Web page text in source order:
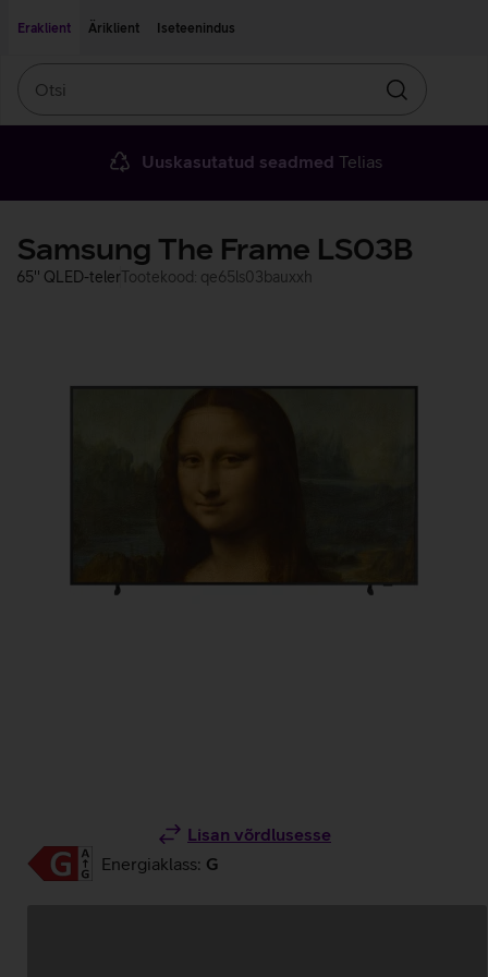
Eraklient
Äriklient Iseteenindus
Otsin
Uuskasutatud seadmed Telias
Samsung The Frame LS03B
65'' QLED-telerTootekood: qe65ls03bauxxh
Lisan võrdlusesse
Energiaklass: G